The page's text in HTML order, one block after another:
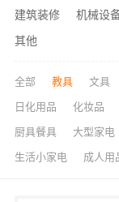
建筑装修
机械设
其他
全部 教具 文具
日化用品 化妆品
厨具餐具 大型家电
生活小家电 成人用